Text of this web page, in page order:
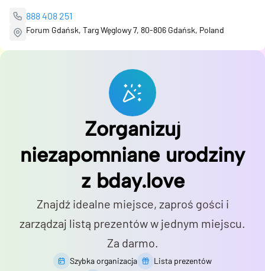
888 408 251
Forum Gdańsk, Targ Węglowy 7, 80-806 Gdańsk, Poland
Zorganizuj
niezapomniane urodziny
z bday.love
Znajdź idealne miejsce, zaproś gości i
zarządzaj listą prezentów w jednym miejscu.
Za darmo.
Szybka organizacja
Lista prezentów